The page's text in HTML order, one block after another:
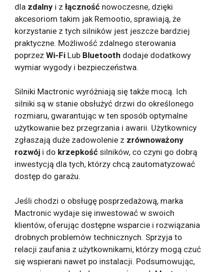
dla zdalny i z łączność nowoczesne, dzięki
akcesoriom takim jak Remootio, sprawiają, że
korzystanie z tych silników jest jeszcze bardziej
praktyczne. Możliwość zdalnego sterowania
poprzez Wi-Fi Lub Bluetooth dodaje dodatkowy
wymiar wygody i bezpieczeństwa.
Silniki Mactronic wyróżniają się także mocą. Ich
silniki są w stanie obsłużyć drzwi do określonego
rozmiaru, gwarantując w ten sposób optymalne
użytkowanie bez przegrzania i awarii. Użytkownicy
zgłaszają duże zadowolenie z zrównoważony
rozwój i do krzepkość silników, co czyni go dobrą
inwestycją dla tych, którzy chcą zautomatyzować
dostęp do garażu.
Jeśli chodzi o obsługę posprzedażową, marka
Mactronic wydaje się inwestować w swoich
klientów, oferując dostępne wsparcie i rozwiązania
drobnych problemów technicznych. Sprzyja to
relacji zaufania z użytkownikami, którzy mogą czuć
się wspierani nawet po instalacji. Podsumowując,